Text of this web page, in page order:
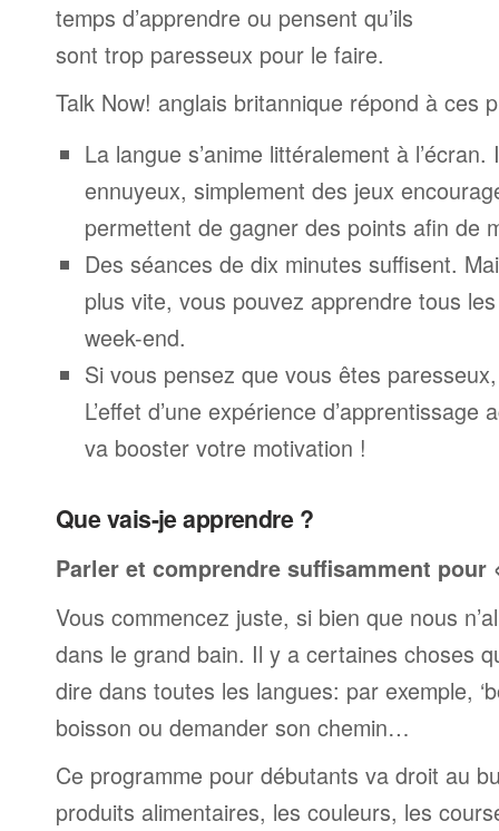
temps d’apprendre ou pensent qu’ils
sont trop paresseux pour le faire.
Talk Now! anglais britannique répond à ces
La langue s’anime littéralement à l’écran.
ennuyeux, simplement des jeux
permettent de gagner des points afin de
Des séances de dix minutes suffisent.
plus vite, vous pouvez apprendre tous
week-end.
Si vous pensez que vous êtes
L’effet d’une expérience
va booster votre motivation !
Que vais-je apprendre ?
Parler et comprendre suffisamment pour
Vous commencez juste, si bien que nous
dans le grand bain. Il y a certaines choses
dire dans toutes les langues: par exemple,
boisson ou demander son chemin…
Ce programme pour débutants va droit au
produits alimentaires, les couleurs, les